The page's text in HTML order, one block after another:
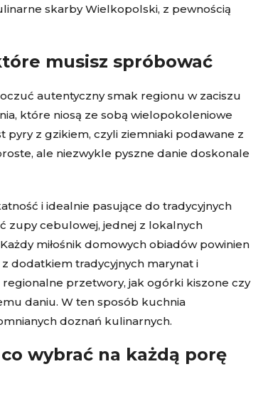
skarby Wielkopolski, z pewnością
musisz spróbować
autentyczny smak regionu w zaciszu
które niosą ze sobą wielopokoleniowe
pyry z gzikiem, czyli ziemniaki podawane z
ale niezwykle pyszne danie doskonale
i idealnie pasujące do tradycyjnych
zupy cebulowej, jednej z lokalnych
miłośnik domowych obiadów powinien
dodatkiem tradycyjnych marynat i
przetwory, jak ogórki kiszone czy
daniu. W ten sposób kuchnia
doznań kulinarnych.
wybrać na każdą porę